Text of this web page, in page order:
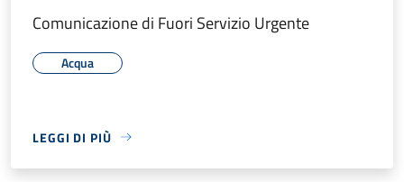
Comunicazione di Fuori Servizio Urgente
Acqua
LEGGI DI PIÙ